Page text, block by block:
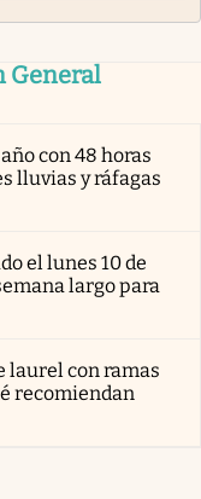
General
con 48 horas
lluvias y ráfagas
el lunes 10 de
largo para
laurel con ramas
recomiendan